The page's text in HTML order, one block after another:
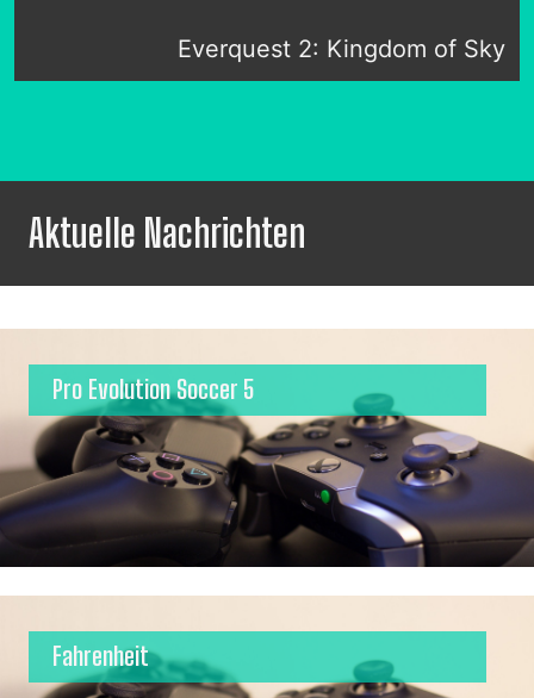
Everquest 2: Kingdom of Sky
Aktuelle Nachrichten
Pro Evolution Soccer 5
Fahrenheit